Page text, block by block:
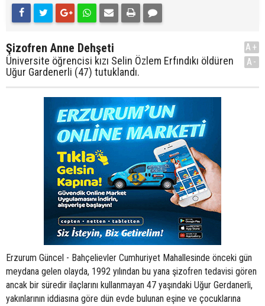
Şizofren Anne Dehşeti
Üniversite öğrencisi kızı Selin Özlem Erfındıkı öldüren
Uğur Gardenerli (47) tutuklandı.
A+
A-
Erzurum Güncel - Bahçelievler Cumhuriyet Mahallesinde önceki gün
meydana gelen olayda, 1992 yılından bu yana şizofren tedavisi gören
ancak bir süredir ilaçlarını kullanmayan 47 yaşındaki Uğur Gerdanerli,
yakınlarının iddiasına göre dün evde bulunan eşine ve çocuklarına